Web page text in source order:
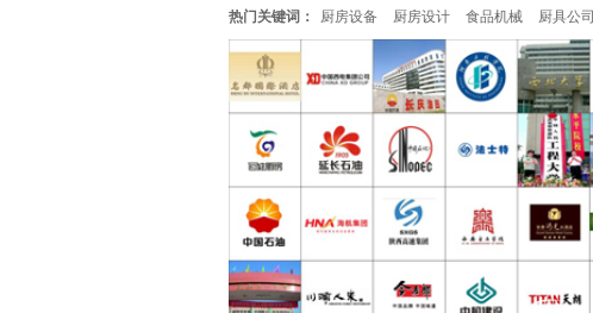
热门关键词： 厨房设备 厨房设计 食品机械 厨具公司